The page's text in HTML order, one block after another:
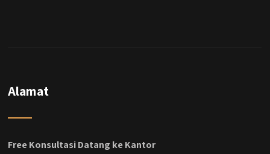
Alamat
Free Konsultasi Datang ke Kantor